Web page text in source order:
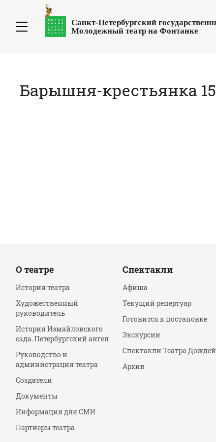
Санкт-Петербургский
Молодежный театр на Фонтанке
Барышня-крестьянка
О театре
История театра
Художественный
руководитель
История Измайловского
сада. Петербургский ангел
Руководство и
администрация театра
Создатели
Документы
Информация для СМИ
Партнеры театра
Спектакли
Афиша
Текущий репертуар
Готовится к постановке
Экскурсии
Спектакли Театра Дождей
Архив